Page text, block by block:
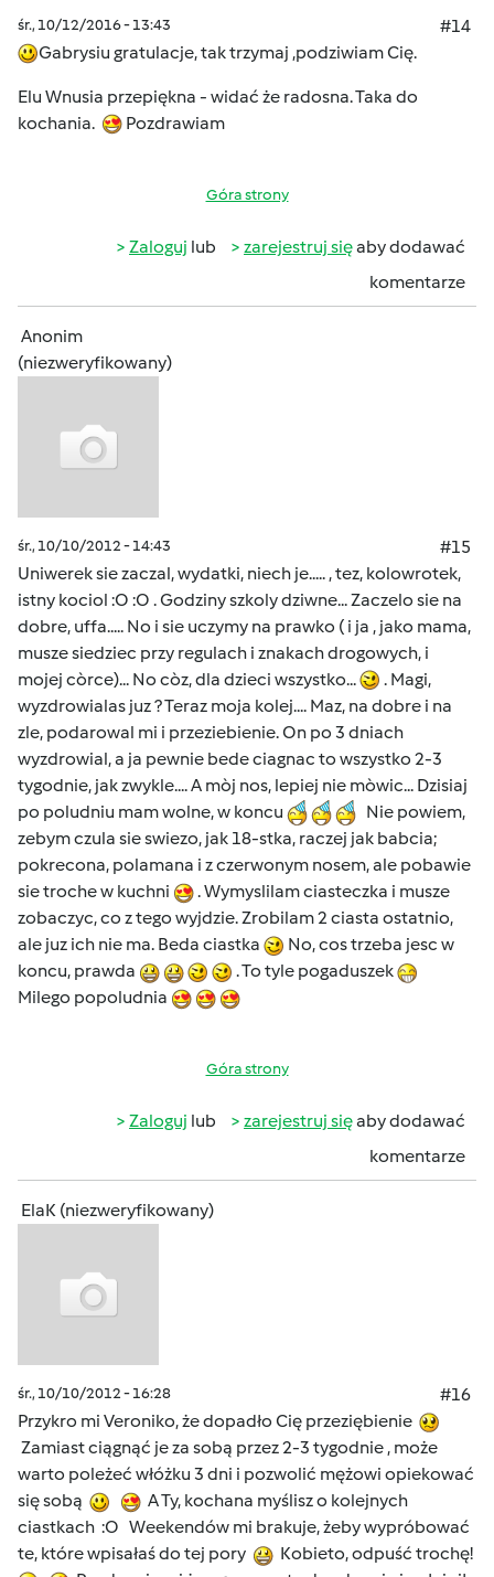
śr., 10/12/2016 - 13:43
#14
Gabrysiu gratulacje, tak trzymaj ,podziwiam Cię.
Elu Wnusia przepiękna - widać że radosna. Taka do
kochania.
Pozdrawiam
Góra strony
Zaloguj lub zarejestruj sięaby dodawać
komentarze
Anonim
(niezweryfikowany)
śr., 10/10/2012 - 14:43
#15
Uniwerek sie zaczal, wydatki, niech je..... , tez, kolowrotek,
istny kociol :O :O . Godziny szkoly dziwne... Zaczelo sie na
dobre, uffa..... No i sie uczymy na prawko ( i ja , jako mama,
musze siedziec przy regulach i znakach drogowych, i
mojej còrce)... No còz, dla dzieci wszystko...
. Magi,
wyzdrowialas juz ? Teraz moja kolej.... Maz, na dobre i na
zle, podarowal mi i przeziebienie. On po 3 dniach
wyzdrowial, a ja pewnie bede ciagnac to wszystko 2-3
tygodnie, jak zwykle.... A mòj nos, lepiej nie mòwic... Dzisiaj
po poludniu mam wolne, w koncu
Nie powiem,
zebym czula sie swiezo, jak 18-stka, raczej jak babcia;
pokrecona, polamana i z czerwonym nosem, ale pobawie
sie troche w kuchni
. Wymyslilam ciasteczka i musze
zobaczyc, co z tego wyjdzie. Zrobilam 2 ciasta ostatnio,
ale juz ich nie ma. Beda ciastka
No, cos trzeba jesc w
koncu, prawda
. To tyle pogaduszek
Milego popoludnia
Góra strony
Zaloguj lub zarejestruj sięaby dodawać
komentarze
ElaK (niezweryfikowany)
śr., 10/10/2012 - 16:28
#16
Przykro mi Veroniko, że dopadło Cię przeziębienie
Zamiast ciągnąć je za sobą przez 2-3 tygodnie , może
warto poleżeć włóżku 3 dni i pozwolić mężowi opiekować
się sobą
A Ty, kochana myślisz o kolejnych
ciastkach :O Weekendów mi brakuje, żeby wypróbować
te, które wpisałaś do tej pory
Kobieto, odpuść trochę!